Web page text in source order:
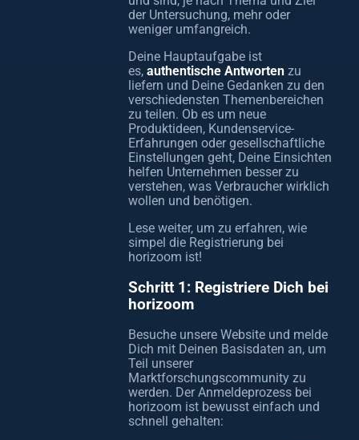
der Untersuchung, mehr oder
weniger umfangreich.
Deine Hauptaufgabe ist
es, authentische Antworten zu
liefern und Deine Gedanken zu den
verschiedensten Themenbereichen
zu teilen. Ob es um neue
Produktideen, Kundenservice-
Erfahrungen oder gesellschaftliche
Einstellungen geht, Deine Einsichten
helfen Unternehmen besser zu
verstehen, was Verbraucher wirklich
wollen und benötigen.
Lese weiter, um zu erfahren, wie
simpel die Registrierung bei
horizoom ist!
Schritt 1: Registriere Dich bei
horizoom
Besuche unsere Website und melde
Dich mit Deinen Basisdaten an, um
Teil unserer
Marktforschungscommunity zu
werden. Der Anmeldeprozess bei
horizoom ist bewusst einfach und
schnell gehalten: